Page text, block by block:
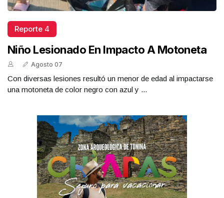
Reporte 4
Niño Lesionado En Impacto A Motoneta
Agosto 07
Con diversas lesiones resultó un menor de edad al impactarse
una motoneta de color negro con azul y ...